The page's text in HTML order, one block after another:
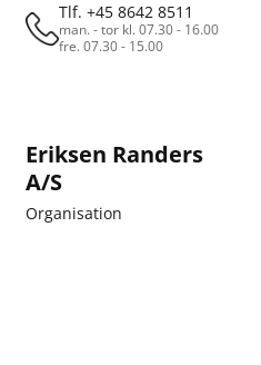
Tlf. +45 8642 8511
man. - tor kl. 07.30 - 16.00
fre. 07.30 - 15.00
Eriksen Randers
A/S
Organisation